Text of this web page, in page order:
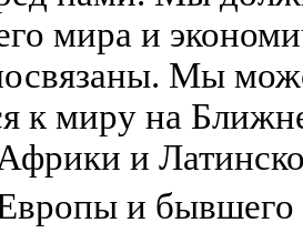
мира и
Мы
к миру на
Африки и
и бывшего